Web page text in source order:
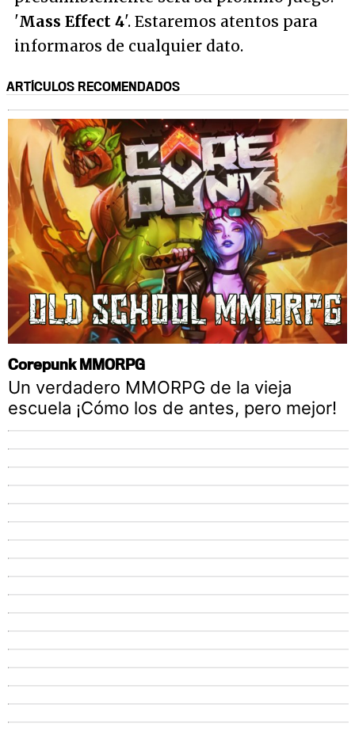
'Mass Effect 4'. Estaremos atentos para
informaros de cualquier dato.
ARTÍCULOS RECOMENDADOS
Corepunk MMORPG
Un verdadero MMORPG de la vieja
escuela ¡Cómo los de antes, pero mejor!